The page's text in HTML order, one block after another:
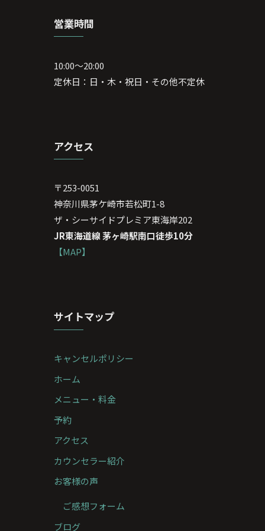
営業時間
10:00～20:00
定休日：日・木・祝日・その他不定休
アクセス
〒253-0051
神奈川県茅ケ崎市若松町1-8
ザ・シーサイドプレミア東海岸202
JR東海道線 茅ヶ崎駅南口徒歩10分
【MAP】
サイトマップ
キャンセルポリシー
ホーム
メニュー・料金
予約
アクセス
カウンセラー紹介
お客様の声
ご感想フォーム
ブログ